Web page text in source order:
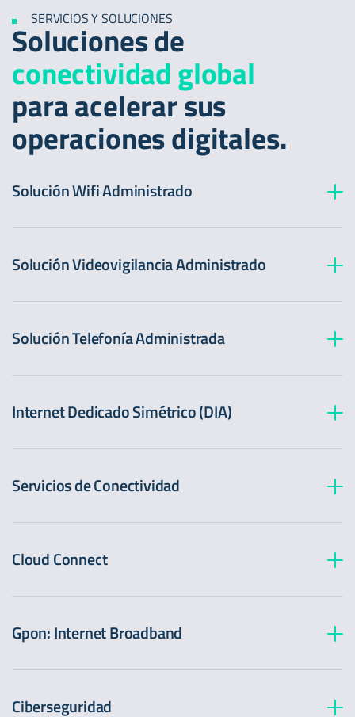
SERVICIOS Y SOLUCIONES
Soluciones de
conectividad global
para acelerar sus
operaciones digitales.
Solución Wifi Administrado
Solución Videovigilancia Administrado
Solución Telefonía Administrada
Internet Dedicado Simétrico (DIA)
Servicios de Conectividad
Cloud Connect
Gpon: Internet Broadband
Ciberseguridad